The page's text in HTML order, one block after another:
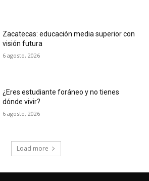
Zacatecas: educación media superior con
visión futura
6 agosto, 2026
¿Eres estudiante foráneo y no tienes
dónde vivir?
6 agosto, 2026
Load more